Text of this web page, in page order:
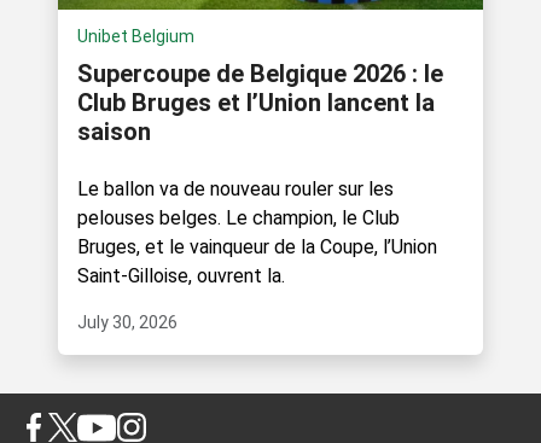
Unibet Belgium
Supercoupe de Belgique 2026 : le
Club Bruges et l’Union lancent la
saison
Le ballon va de nouveau rouler sur les
pelouses belges. Le champion, le Club
Bruges, et le vainqueur de la Coupe, l’Union
Saint-Gilloise, ouvrent la.
July 30, 2026